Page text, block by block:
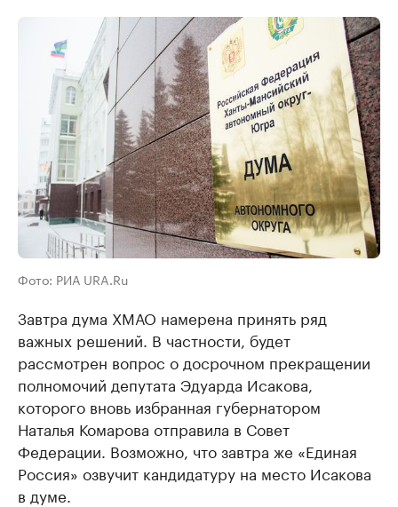
Фото: РИА URA.Ru
Завтра дума ХМАО намерена принять ряд
важных решений. В частности, будет
рассмотрен вопрос о досрочном прекращении
полномочий депутата Эдуарда Исакова,
которого вновь избранная губернатором
Наталья Комарова отправила в Совет
Федерации. Возможно, что завтра же «Единая
Россия» озвучит кандидатуру на место Исакова
в думе.